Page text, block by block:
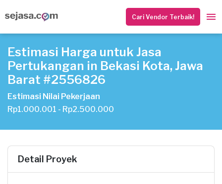
Cari Vendor Terbaik!
Estimasi Harga untuk Jasa
Pertukangan in Bekasi Kota, Jawa
Barat #2556826
Estimasi Nilai Pekerjaan
Rp1.000.001 - Rp2.500.000
Detail Proyek